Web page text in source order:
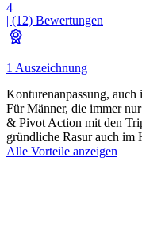
4
| (12) Bewertungen
1 Auszeichnung
Konturenanpassung, auch
Für Männer, die immer
& Pivot Action mit den
gründliche Rasur auch im
Alle Vorteile anzeigen